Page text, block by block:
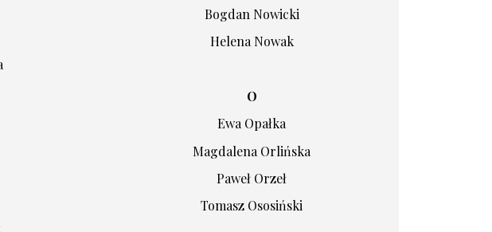
Bogdan Nowicki
Helena Nowak
O
Ewa Opałka
Magdalena Orlińska
Paweł Orzeł
Tomasz Ososiński